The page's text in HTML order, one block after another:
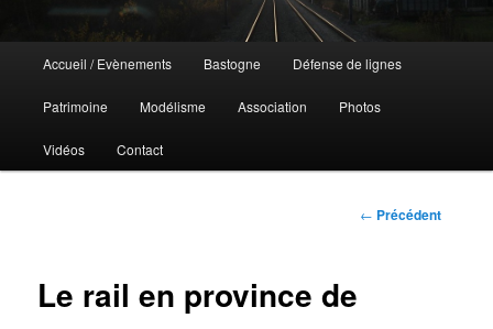
principal
Aller
au
contenu
Aller
au
contenu
Accueil / Evènements Bastogne Défense de lignes
Patrimoine Modélisme Association Photos
Vidéos Contact
Navigation
← Précédent
Le rail en province de